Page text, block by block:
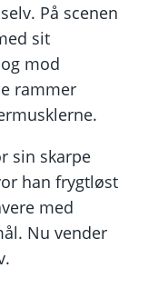
På scenen
sit
mod
rammer
sin skarpe
han frygtløst
med
Nu vender